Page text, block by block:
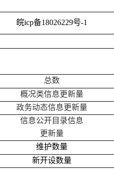
皖icp备18026229号-1
总数
概况类信息更新量
政务动态信息更新量
信息公开目录信息
更新量
维护数量
新开设数量